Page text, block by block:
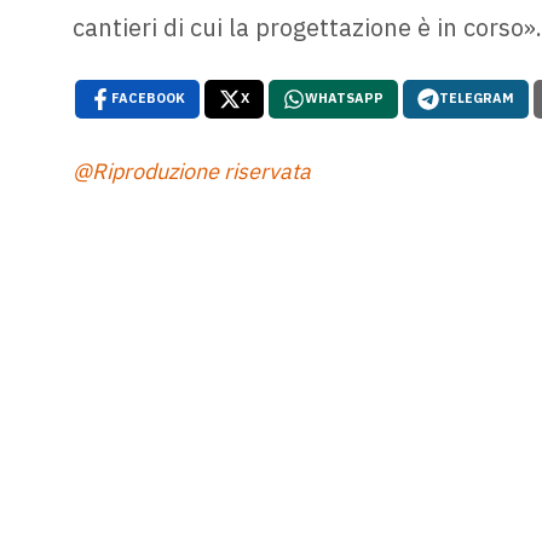
cantieri di cui la progettazione è in corso».
FACEBOOK X WHATSAPP TELEGRAM
@Riproduzione riservata